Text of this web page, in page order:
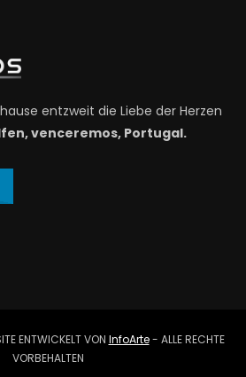
entzweit die Liebe der Herzen
venceremos, Portugal.
ENTWICKELT VON InfoArte- ALLE RECHTE
VORBEHALTEN